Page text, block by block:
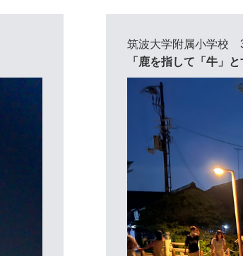
筑波大学附属小学校
「鹿を指して「牛」